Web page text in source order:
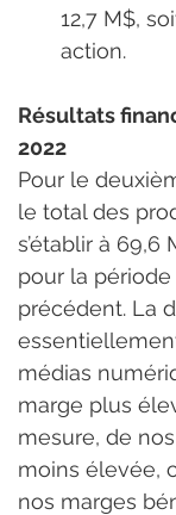
12,7 M$,
action.
Résultats
2022
Pour le
le total des
s’établir à 69,6
pour la période
précédent. La
médias
marge plus
mesure, de
moins élevée,
nos marges